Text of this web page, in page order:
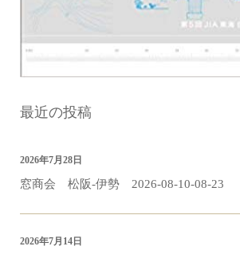
最近の投稿
窓商会 松阪-伊勢 2026-08-10-08-23
2026年7月28日
2026年7月14日